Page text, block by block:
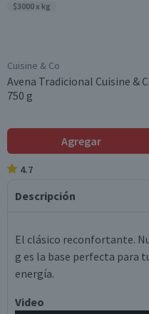
$3000 x kg
Cuisine & Co
Avena Tradicional Cuisine &
750 g
Agregar
4.7
Descripción
El clásico reconfortante.
g es la base perfecta para
energía.
Video